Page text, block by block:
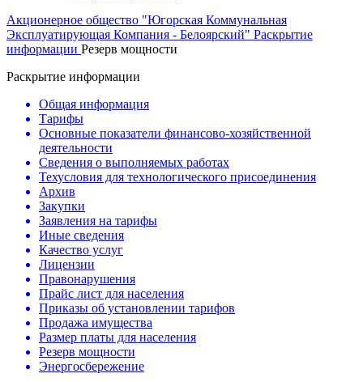
Акционерное общество "Югорская Коммунальная
Эксплуатирующая Компания - Белоярский" Раскрытие
информации Резерв мощности
Раскрытие информации
Общая информация
Тарифы
Основные показатели финансово-хозяйственной
деятельности
Сведения о выполняемых работах
Техусловия для технологического присоединения
Архив
Закупки
Заявления на тарифы
Иные сведения
Качество услуг
Лицензии
Правонарушения
Прайс лист для населения
Приказы об установлении тарифов
Продажа имущества
Размер платы для населения
Резерв мощности
Энергосбережение